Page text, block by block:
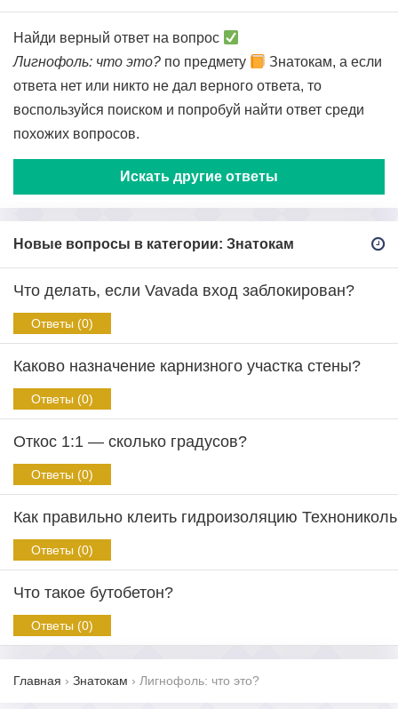
Найди верный ответ на вопрос
Лигнофоль: что это? по предмету
Знатокам, а если
ответа нет или никто не дал верного ответа, то
воспользуйся поиском и попробуй найти ответ среди
похожих вопросов.
Искать другие ответы
Новые вопросы в категории: Знатокам
Что делать, если Vavada вход заблокирован?
Ответы (0)
Каково назначение карнизного участка стены?
Ответы (0)
Откос 1:1 — сколько градусов?
Ответы (0)
Как правильно клеить гидроизоляцию
Ответы (0)
Что такое бутобетон?
Ответы (0)
Главная › Знатокам › Лигнофоль: что это?